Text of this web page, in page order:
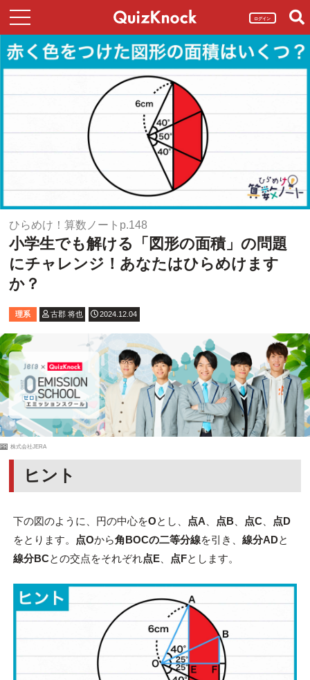
ログイン
ひらめけ！算数ノートp.148
小学生でも解ける「図形の面積」の問題
にチャレンジ！あなたはひらめけます
か？
理系 古郡 将也 2024.12.04
PR 株式会社JERA
ヒント
下の図のように、円の中心をOとし、 点A、 点B、 点C、 点D
をとります。 点Oから角BOCの二等分線を引き、 線分ADと
線分BCとの交点をそれぞれ点E、 点Fとします。